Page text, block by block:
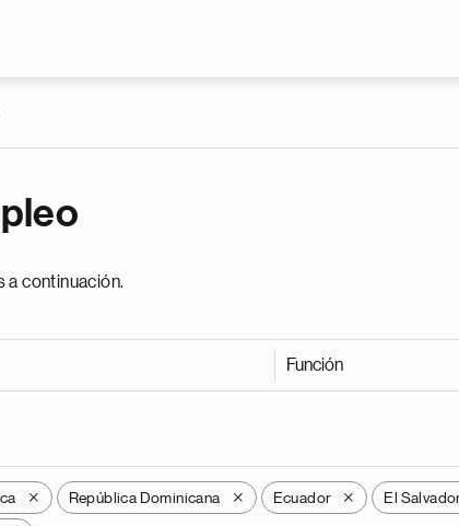
a continuación.
Función
X República Dominicana X Ecuador X El